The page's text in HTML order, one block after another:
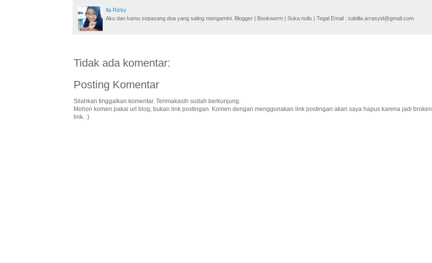
Ila Rizky
Aku dan kamu sepasang doa yang saling mengamini. Blogger | Bookworm | Suka nulis | Tegal Email : sabilla.arrasyid@gmail.com
Tidak ada komentar:
Posting Komentar
Silahkan tinggalkan komentar. Terimakasih sudah berkunjung.
Mohon komen pakai url blog, bukan link postingan. Komen dengan menggunakan link postingan akan saya hapus karena jadi broken
link. :)